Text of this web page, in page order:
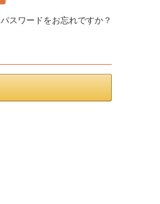
パスワードをお忘れですか？